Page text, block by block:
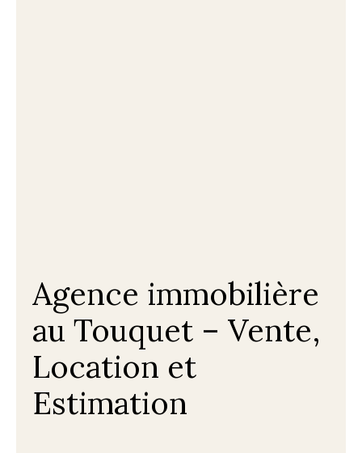
Agence immobilière
au Touquet – Vente,
Location et
Estimation